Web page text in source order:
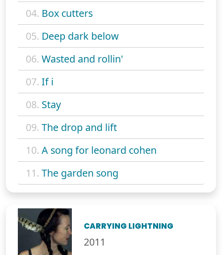
04. Box cutters
05. Deep dark below
06. Wasted and rollin'
07. If i
08. Stay
09. The drop and lift
10. A song for leonard cohen
11. The garden song
CARRYING LIGHTNING
2011